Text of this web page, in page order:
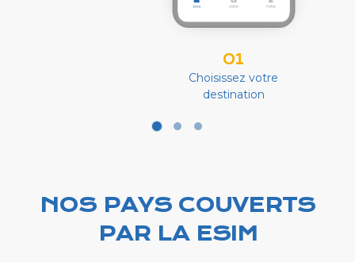
01
Choisissez votre
destination
NOS PAYS COUVERTS
PAR LA ESIM